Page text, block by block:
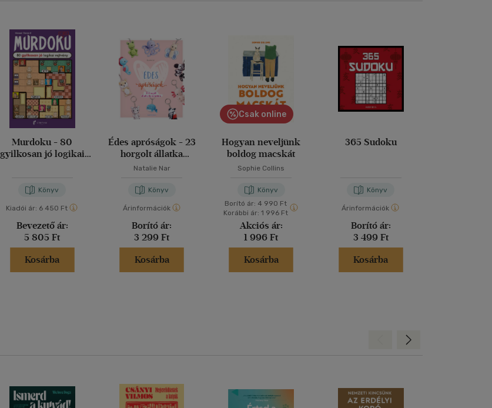
Murdoku - 80
gyilkosan jó logikai
Könyv
Kiadói ár: 6 450 Ft
Bevezető ár:
5 805 Ft
Kosárba
Édes apróságok - 23
horgolt állatka
kulcstartóra
Natalie Nar
Könyv
Árinformációk
Borító ár:
3 299 Ft
Kosárba
Csak online
Hogyan neveljünk
boldog macskát
Sophie Collins
Könyv
Borító ár: 4 990 Ft
Korábbi ár: 1 996 Ft
Akciós ár:
1 996 Ft
Kosárba
365 Sudoku
Könyv
Árinformációk
Borító ár:
3 499 Ft
Kosárba
Előre